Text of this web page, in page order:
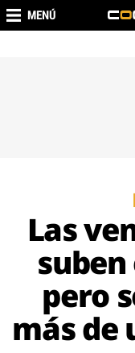
MENÚ
Las
pero
más de